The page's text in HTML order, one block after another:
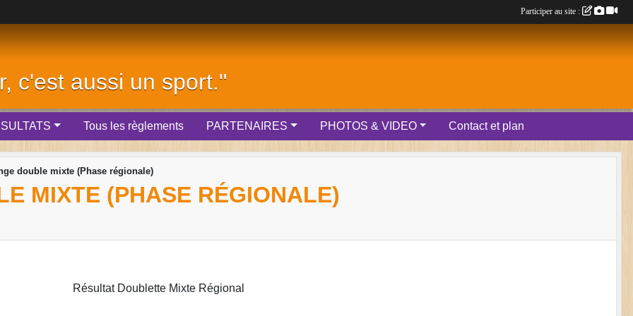
c'est aussi un sport."
Tous les règlements PARTENAIRES PHOTOS & VIDEO Contact et plan
double mixte (Phase régionale)
MIXTE (PHASE RÉGIONALE)
Résultat Doublette Mixte Régional
Participer au site :